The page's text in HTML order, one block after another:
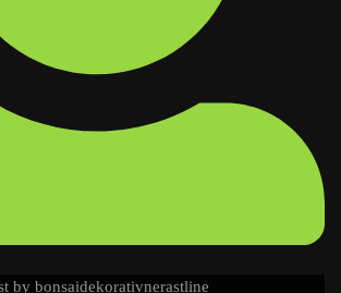
by bonsaidekorativnerastline